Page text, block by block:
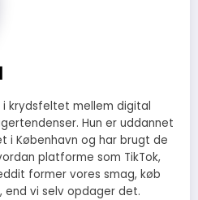
krydsfeltet mellem digital
Hun er uddannet
i København og har brugt de
platforme som TikTok,
former vores smag, køb
vi selv opdager det.